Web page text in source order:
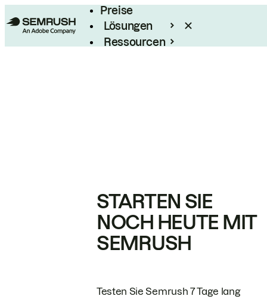
Preise
Lösungen
Ressourcen
STARTEN SIE
NOCH HEUTE MIT
SEMRUSH
Testen Sie Semrush 7 Tage lang